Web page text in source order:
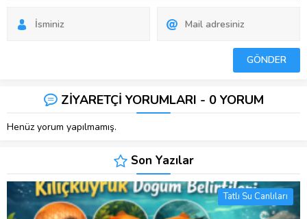
ZİYARETÇİ YORUMLARI - 0 YORUM
Henüz yorum yapılmamış.
Son Yazılar
Tatlı Su Canlıları